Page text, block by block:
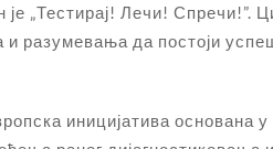
„Тестирај! Лечи! Спречи!”.
разумевања да постоји
иницијатива основана